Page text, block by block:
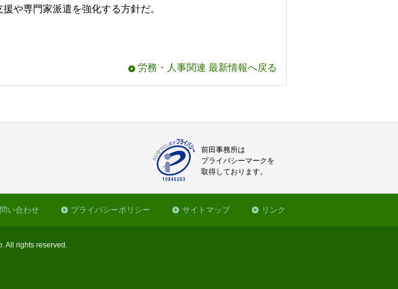
や専門家派遣を強化する方針だ。
労務・人事関連 最新情報へ戻る
前田事務所は
プライバシーマークを
取得しております。
い合わせ プライバシーポリシー サイトマップ リンク
All rights reserved.